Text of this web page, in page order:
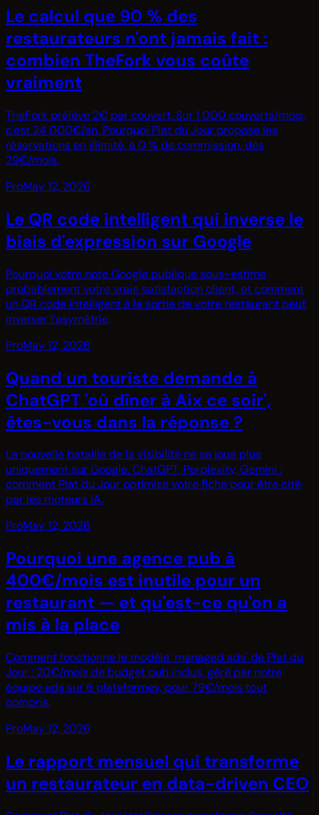
Le calcul que 90 % des
restaurateurs n'ont jamais fait :
combien TheFork vous coûte
vraiment
TheFork prélève 2€ par couvert. Sur 1 000 couverts/mois,
c'est 24 000€/an. Pourquoi Plat du Jour propose les
réservations en illimité, à 0 % de commission, dès
29€/mois.
ProMay 12, 2026
Le QR code intelligent qui inverse le
biais d'expression sur Google
Pourquoi votre note Google publique sous-estime
probablement votre vraie satisfaction client, et comment
un QR code intelligent à la sortie de votre restaurant peut
inverser l'asymétrie.
ProMay 12, 2026
Quand un touriste demande à
ChatGPT 'où dîner à Aix ce soir',
êtes-vous dans la réponse ?
La nouvelle bataille de la visibilité ne se joue plus
uniquement sur Google. ChatGPT, Perplexity, Gemini :
comment Plat du Jour optimise votre fiche pour être cité
par les moteurs IA.
ProMay 12, 2026
Pourquoi une agence pub à
400€/mois est inutile pour un
restaurant — et qu'est-ce qu'on a
mis à la place
Comment fonctionne le modèle 'managed ads' de Plat du
Jour : 20€/mois de budget pub inclus, géré par notre
équipe ads sur 6 plateformes, pour 79€/mois tout
compris.
ProMay 12, 2026
Le rapport mensuel qui transforme
un restaurateur en data-driven CEO